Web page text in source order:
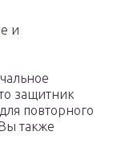
и
защитник
повторного
также